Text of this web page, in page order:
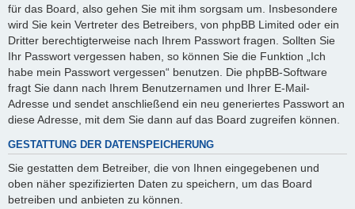
für das Board, also gehen Sie mit ihm sorgsam um. Insbesondere
wird Sie kein Vertreter des Betreibers, von phpBB Limited oder ein
Dritter berechtigterweise nach Ihrem Passwort fragen. Sollten Sie
Ihr Passwort vergessen haben, so können Sie die Funktion „Ich
habe mein Passwort vergessen“ benutzen. Die phpBB-Software
fragt Sie dann nach Ihrem Benutzernamen und Ihrer E-Mail-
Adresse und sendet anschließend ein neu generiertes Passwort an
diese Adresse, mit dem Sie dann auf das Board zugreifen können.
GESTATTUNG DER DATENSPEICHERUNG
Sie gestatten dem Betreiber, die von Ihnen eingegebenen und
oben näher spezifizierten Daten zu speichern, um das Board
betreiben und anbieten zu können.